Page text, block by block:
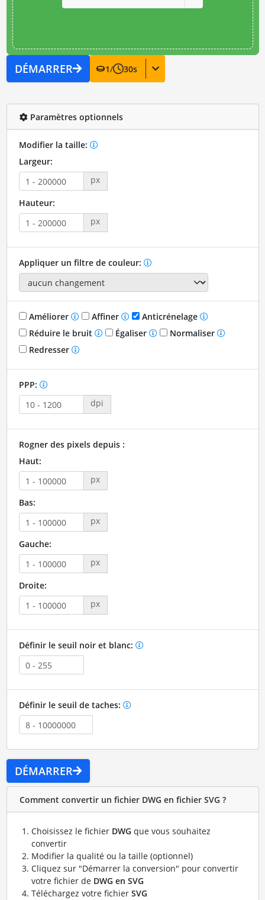
DÉMARRER 1/ 30s
Paramètres optionnels
Modifier la taille:
Largeur:
px
Hauteur:
px
Appliquer un filtre de couleur:
Améliorer Affiner
Anticrénelage
Réduire le bruit
Égaliser
Normaliser
Redresser
PPP:
dpi
Rogner des pixels depuis :
Haut:
px
Bas:
px
Gauche:
px
Droite:
px
Définir le seuil noir et blanc:
Définir le seuil de taches:
DÉMARRER
Comment convertir un fichier DWG en fichier SVG ?
Choisissez le fichier DWG que vous souhaitez
convertir
Modifier la qualité ou la taille (optionnel)
Cliquez sur "Démarrer la conversion" pour convertir
votre fichier de DWG en SVG
Téléchargez votre fichier SVG